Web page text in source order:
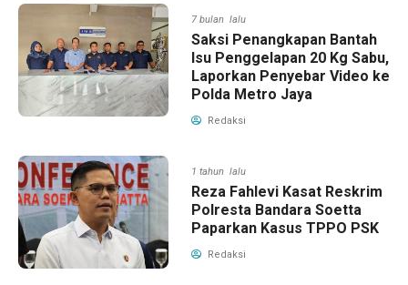
7 bulan lalu
Saksi Penangkapan Bantah
Isu Penggelapan 20 Kg Sabu,
Laporkan Penyebar Video ke
Polda Metro Jaya
Redaksi
1 tahun lalu
Reza Fahlevi Kasat Reskrim
Polresta Bandara Soetta
Paparkan Kasus TPPO PSK
Redaksi